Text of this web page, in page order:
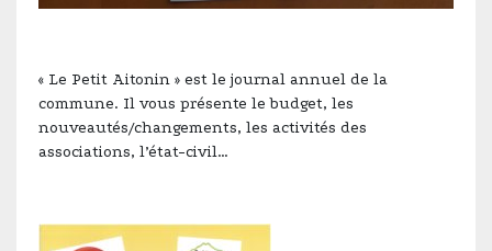
« Le Petit Aitonin » est le journal annuel de la
commune. Il vous présente le budget, les
nouveautés/changements, les activités des
associations, l’état-civil…